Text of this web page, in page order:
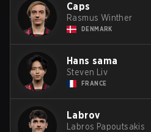
Caps
Rasmus Winther
DENMARK
Hans sama
Steven Liv
FRANCE
Labrov
Labros Papoutsakis